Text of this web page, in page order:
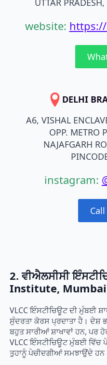
UTTAR
website:
DELHI
A6, VISHAL
OPP. METRO
NAJAFGARH
instagram:
2. ਵੀਐਲਸੀਸੀ
Institute,
VLCC ਇੰਸਟੀਚਿਊਟ ਦੀ ਮੁੰਬਈ
ਸੁੰਦਰਤਾ ਕੋਰਸ ਪ੍ਰਦਾਤਾ ਹੈ। ਦੇਸ਼
ਬਹੁਤ ਸਾਰੀਆਂ ਸ਼ਾਖਾਵਾਂ ਹਨ, ਪਰ
VLCC ਇੰਸਟੀਚਿਊਟ ਮੁੰਬਈ
ਤੁਹਾਨੂੰ ਪੇਚੀਦਗੀਆਂ ਸਮਝਾਉਂਦੇ